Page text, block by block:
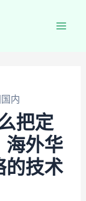
内
把定
海外华
的技术